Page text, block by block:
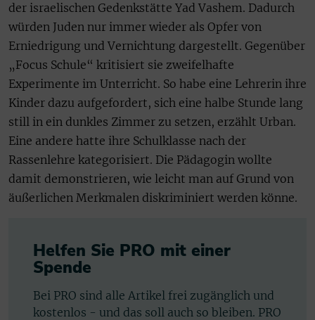
der israelischen Gedenkstätte Yad Vashem. Dadurch
würden Juden nur immer wieder als Opfer von
Erniedrigung und Vernichtung dargestellt. Gegenüber
„Focus Schule“ kritisiert sie zweifelhafte
Experimente im Unterricht. So habe eine Lehrerin ihre
Kinder dazu aufgefordert, sich eine halbe Stunde lang
still in ein dunkles Zimmer zu setzen, erzählt Urban.
Eine andere hatte ihre Schulklasse nach der
Rassenlehre kategorisiert. Die Pädagogin wollte
damit demonstrieren, wie leicht man auf Grund von
äußerlichen Merkmalen diskriminiert werden könne.
Helfen Sie PRO mit einer
Spende
Bei PRO sind alle Artikel frei zugänglich und
kostenlos - und das soll auch so bleiben. PRO